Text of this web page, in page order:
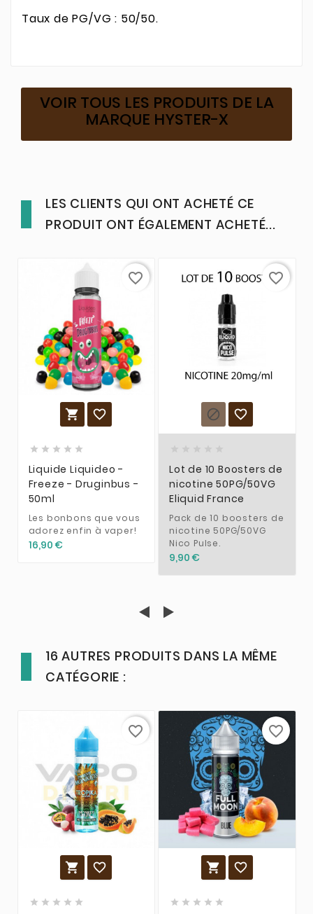
Taux de PG/VG : 50/50.
VOIR TOUS LES PRODUITS DE LA
MARQUE HYSTER-X
LES CLIENTS QUI ONT ACHETÉ CE
PRODUIT ONT ÉGALEMENT ACHETÉ...
 
    
Liquide Liquideo -
Freeze - Druginbus -
50ml
Les bonbons que vous
adorez enfin à vaper!
16,90 €
favorite_border
 
Lot de 10 Boosters de
nicotine 50PG/50VG
Eliquid France
Pack de 10 boosters de
nicotine 50PG/50VG
Nico Pulse.
9,90 €
favorite_border
16 AUTRES PRODUITS DANS LA MÊME
CATÉGORIE :
 
    
favorite_border
 
    
favorite_border